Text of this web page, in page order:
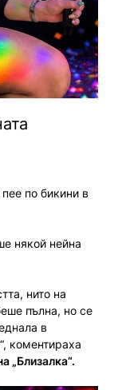
по бикини в
някой нейна
нито на
пълна, но се
в
коментираха
„Близалка“.